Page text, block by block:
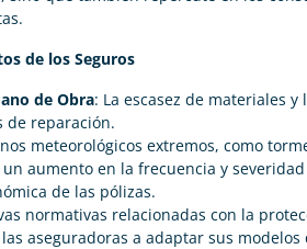
de los Seguros
de Obra: La escasez de materiales
de reparación.
meteorológicos extremos, como
aumento en la frecuencia y
de las pólizas.
normativas relacionadas con la
aseguradoras a adaptar sus modelos